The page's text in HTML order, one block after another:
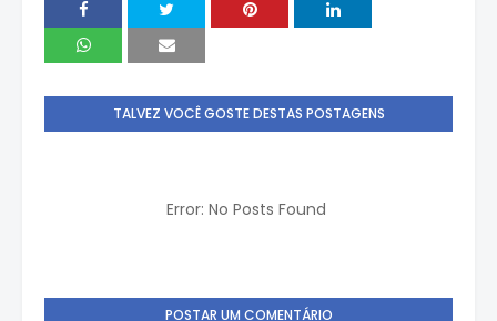
TALVEZ VOCÊ GOSTE DESTAS POSTAGENS
Error: No Posts Found
POSTAR UM COMENTÁRIO